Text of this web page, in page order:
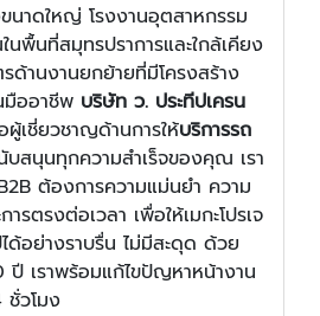
นาดใหญ่ โรงงานอุตสาหกรรม
พื้นที่สมุทรปราการและใกล้เคียง
านงานยกย้ายที่มีโครงสร้าง
มืออาชีพ บริษัท ว. ประทีปเครน
ผู้เชี่ยวชาญด้านการให้บริการรถ
สนุนทุกความสำเร็จของคุณ เรา
ต้องการความแม่นยำ ความ
ตรงต่อเวลา เพื่อให้เมกะโปรเจ
อย่างราบรื่น ไม่มีสะดุด ด้วย
ปี เราพร้อมแก้ไขปัญหาหน้างาน
วโมง